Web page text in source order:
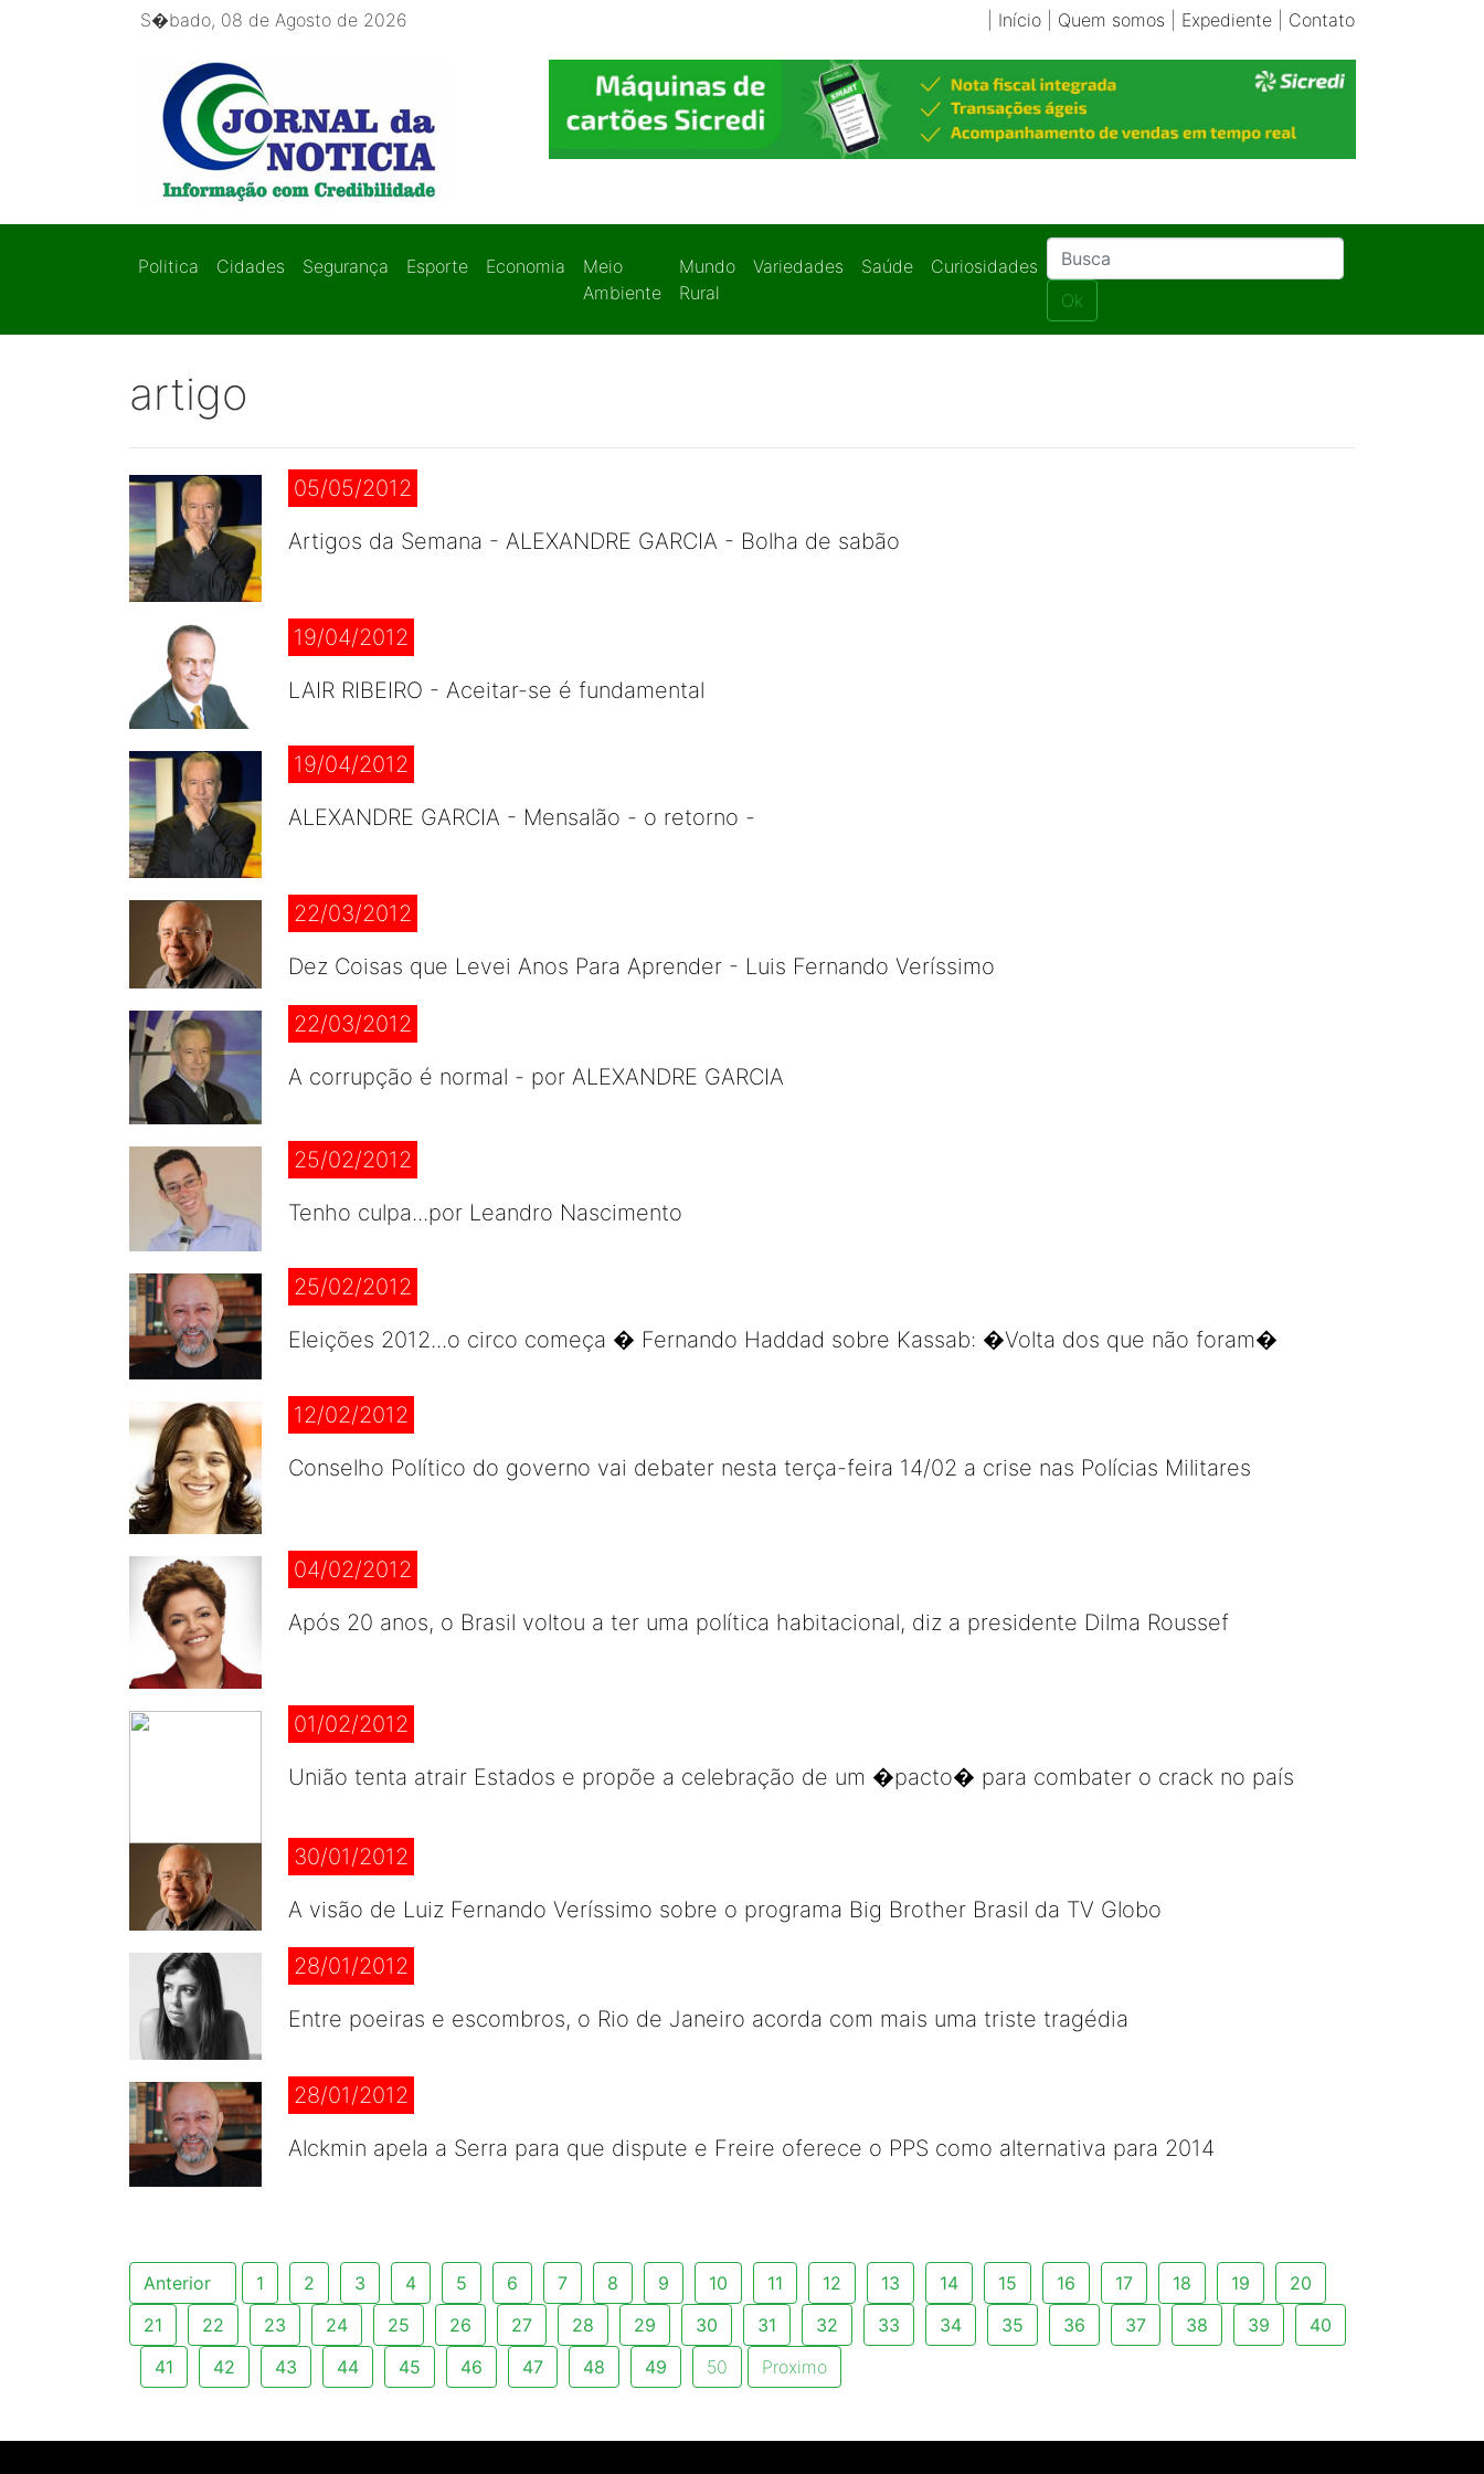
S�bado, 08 de Agosto de 2026 Início| Quem somos Expediente| Contato
Politica Cidades Segurança Esporte Economia
Meio
Ambiente
Mundo
Rural
Variedades Saúde
Curiosidades
Ok
artigo
05/05/2012
Artigos da Semana - ALEXANDRE GARCIA - Bolha de sabão
19/04/2012
LAIR RIBEIRO - Aceitar-se é fundamental
19/04/2012
ALEXANDRE GARCIA - Mensalão - o retorno -
22/03/2012
Dez Coisas que Levei Anos Para Aprender - Luis Fernando Veríssimo
22/03/2012
A corrupção é normal - por ALEXANDRE GARCIA
25/02/2012
Tenho culpa...por Leandro Nascimento
25/02/2012
Eleições 2012...o circo começa � Fernando Haddad sobre Kassab: �Volta dos que não foram�
12/02/2012
Conselho Político do governo vai debater nesta terça-feira 14/02 a crise nas Polícias Militares
04/02/2012
Após 20 anos, o Brasil voltou a ter uma política habitacional, diz a presidente Dilma Roussef
01/02/2012
União tenta atrair Estados e propõe a celebração de um �pacto� para combater o crack no país
30/01/2012
A visão de Luiz Fernando Veríssimo sobre o programa Big Brother Brasil da TV Globo
28/01/2012
Entre poeiras e escombros, o Rio de Janeiro acorda com mais uma triste tragédia
28/01/2012
Alckmin apela a Serra para que dispute e Freire oferece o PPS como alternativa para 2014
Anterior 1 2 3 4 5 6 7 8 9 10 11 12 13 14 15 16 17 18 19
20
21
22 23 24 25 26 27 28 29 30 31 32 33 34 35 36 37 38 39
40
41
42 43 44 45 46 47 48 49 50 Proximo